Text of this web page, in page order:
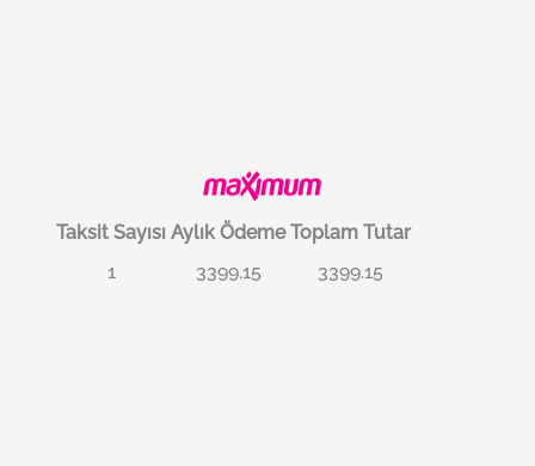
Taksit Sayısı Aylık Ödeme Toplam Tutar
1
3399.15 3399.15